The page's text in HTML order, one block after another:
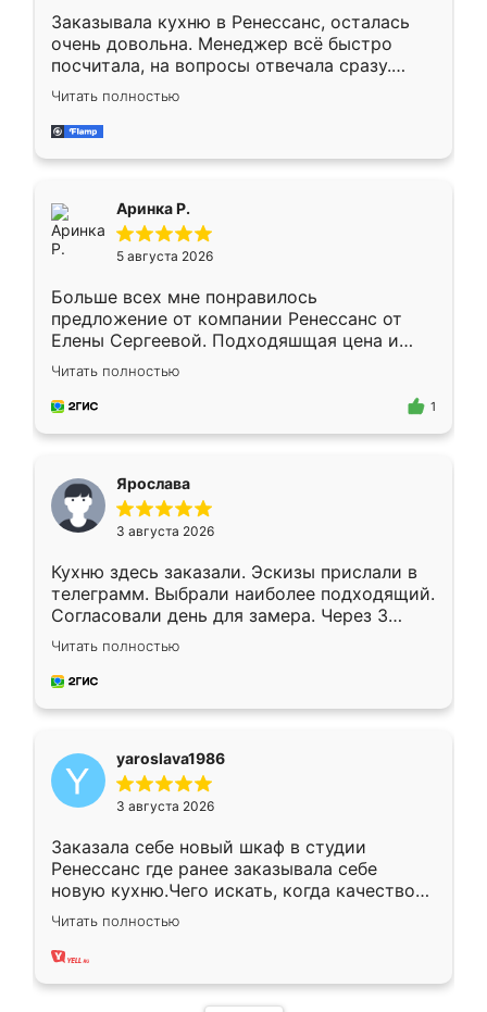
Заказывала кухню в Ренессанс, осталась
очень довольна. Менеджер всё быстро
посчитала, на вопросы отвечала сразу.
Замерщик приехал в субботу, подошёл к
делу со всей ответственностью. Собрали
за день, ребята работали аккуратно, даже
Читать полностью
Аринка Р.
5 августа 2026
Больше всех мне понравилось
предложение от компании Ренессанс от
Елены Сергеевой. Подходяшщая цена и
короткие сроки изготовления. Приехавший
для замера сотрудник Владислав
предложил по моему эскизу самый
Читать полностью
1
Ярослава
3 августа 2026
Кухню здесь заказали. Эскизы прислали в
телеграмм. Выбрали наиболее подходящий.
Согласовали день для замера. Через 3
недели кухня была уже готова. Остались
довольны работой. Спасибо Ренессанс
мебель за качественную работу!
Читать полностью
yaroslava1986
3 августа 2026
Заказала себе новый шкаф в студии
Ренессанс где ранее заказывала себе
новую кухню.Чего искать, когда качеством
вполне довольна. Служит кухня уже почти
два года, нареканий нет.
Читать полностью